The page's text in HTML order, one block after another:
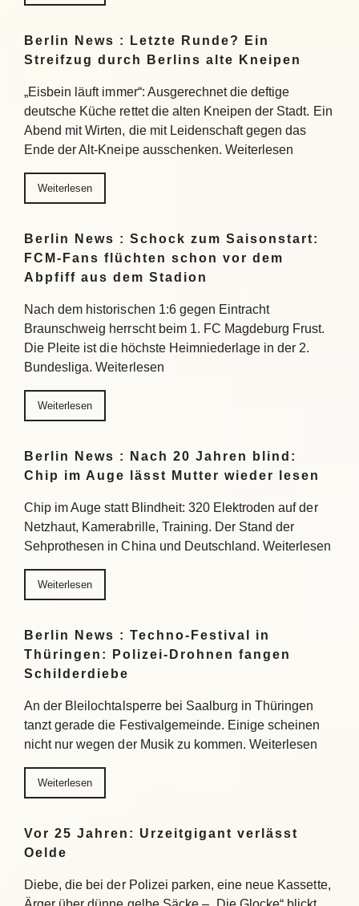
Berlin News : Letzte Runde? Ein
Streifzug durch Berlins alte Kneipen
„Eisbein läuft immer“: Ausgerechnet die deftige
deutsche Küche rettet die alten Kneipen der Stadt. Ein
Abend mit Wirten, die mit Leidenschaft gegen das
Ende der Alt-Kneipe ausschenken. Weiterlesen
Weiterlesen
Berlin News : Schock zum Saisonstart:
FCM-Fans flüchten schon vor dem
Abpfiff aus dem Stadion
Nach dem historischen 1:6 gegen Eintracht
Braunschweig herrscht beim 1. FC Magdeburg Frust.
Die Pleite ist die höchste Heimniederlage in der 2.
Bundesliga. Weiterlesen
Weiterlesen
Berlin News : Nach 20 Jahren blind:
Chip im Auge lässt Mutter wieder lesen
Chip im Auge statt Blindheit: 320 Elektroden auf der
Netzhaut, Kamerabrille, Training. Der Stand der
Sehprothesen in China und Deutschland. Weiterlesen
Weiterlesen
Berlin News : Techno-Festival in
Thüringen: Polizei-Drohnen fangen
Schilderdiebe
An der Bleilochtalsperre bei Saalburg in Thüringen
tanzt gerade die Festivalgemeinde. Einige scheinen
nicht nur wegen der Musik zu kommen. Weiterlesen
Weiterlesen
Vor 25 Jahren: Urzeitgigant verlässt
Oelde
Diebe, die bei der Polizei parken, eine neue Kassette,